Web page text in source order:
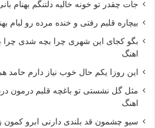
جات چقدر تو خونه خالیه دلتنگم بهنام
بیچاره قلبم رفتی و خنده مرده رو لبام
بگو کجای این شهری چرا بچه شدی چرا
اهنگ
این روزا یکم حال خوب نیاز دارم حامد
مثل گل نشستی تو باغچه قلبم درمون
اهنگ
سیو چشمون قد بلندی دارنی ابرو